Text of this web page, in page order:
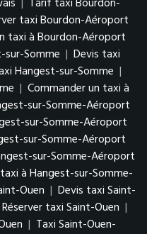
| Tarif taxi Bourdon-
taxi Bourdon-Aéroport
taxi à Bourdon-Aéroport
sur-Somme | Devis taxi
Hangest-sur-Somme |
| Commander un taxi à
sur-Somme-Aéroport
sur-Somme-Aéroport
sur-Somme-Aéroport
sur-Somme-Aéroport
à Hangest-sur-Somme-
Ouen | Devis taxi Saint-
Réserver taxi Saint-Ouen |
| Taxi Saint-Ouen-